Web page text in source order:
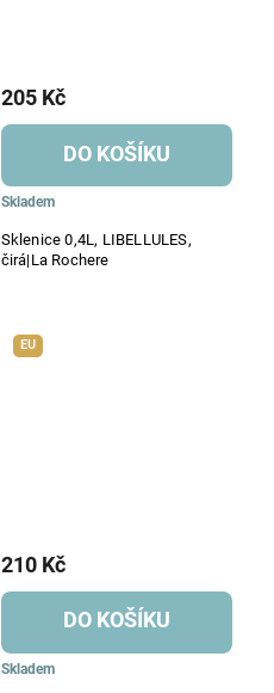
Sklenice 0,4L, LIBELLULES,
čirá|La Rochere
Skladem
205 Kč
DO KOŠÍKU
EU
Skladem
210 Kč
DO KOŠÍKU